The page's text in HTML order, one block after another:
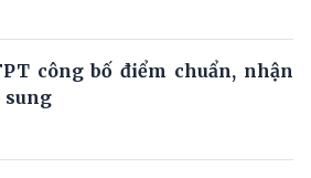
công bố điểm chuẩn, nhận
sung